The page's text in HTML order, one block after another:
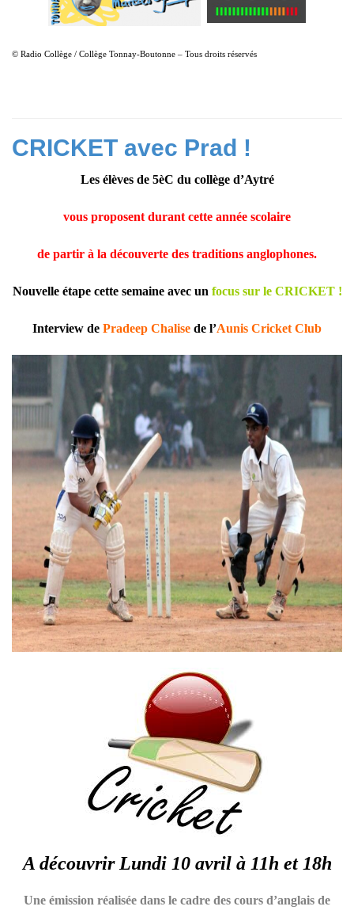
© Radio Collège / Collège Tonnay-Boutonne – Tous droits réservés
CRICKET avec Prad !
Les élèves de 5èC du collège d’Aytré
vous proposent durant cette année scolaire
de partir à la découverte des traditions anglophones.
Nouvelle étape cette semaine avec un focus sur le CRICKET !
Interview de Pradeep Chalise de l’Aunis Cricket Club
A découvrir Lundi 10 avril à 11h et 18h
Une émission réalisée dans le cadre des cours d’anglais de